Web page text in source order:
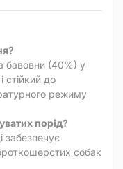
бавовни (40%) у
стійкий до
режиму
порід?
забезпечує
собак